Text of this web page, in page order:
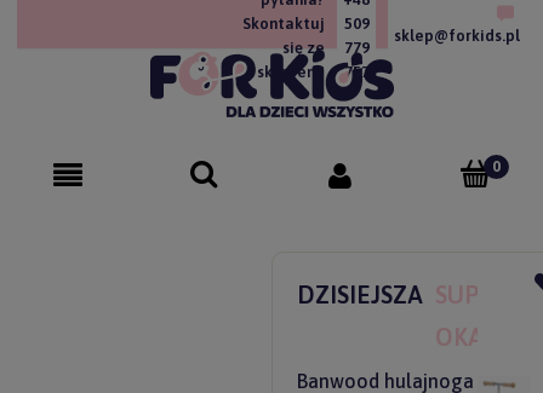
Skontaktuj
się ze
sklepem!
509
779
757
sklep@forkids.pl
DZISIEJSZA SUPER
OKAZJA
Banwood hulajnoga